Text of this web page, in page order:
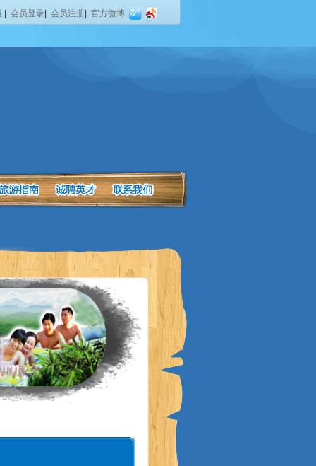
会员登录 会员注册 官方微博